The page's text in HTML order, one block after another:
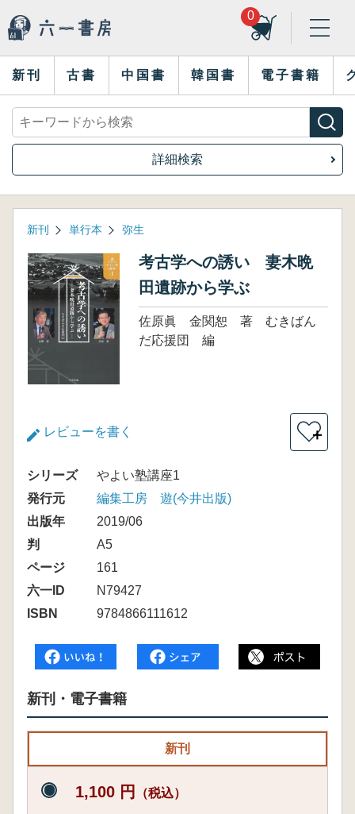
0
新刊 古書 中国書 韓国書 電子書籍
詳細検索
新刊 単行本 弥生
考古学への誘い 妻木晩
田遺跡から学ぶ
佐原眞 金関恕 著 むきばん
だ応援団 編
レビューを書く ＋
シリーズ
やよい塾講座1
発行元
編集工房 遊(今井出版)
出版年
2019/06
判
A5
ページ
161
六一ID
N79427
ISBN
9784866111612
新刊・電子書籍
新刊
1,100 円 （税込）